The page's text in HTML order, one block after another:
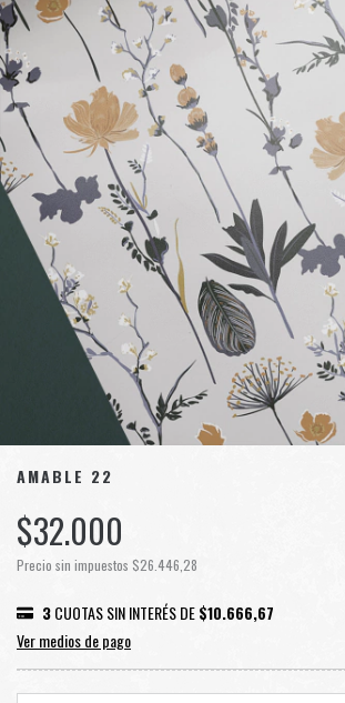
AMABLE 22
$32.000
Precio sin impuestos $26.446,28
3CUOTAS SIN INTERÉS DE$10.666,67
Ver medios de pago